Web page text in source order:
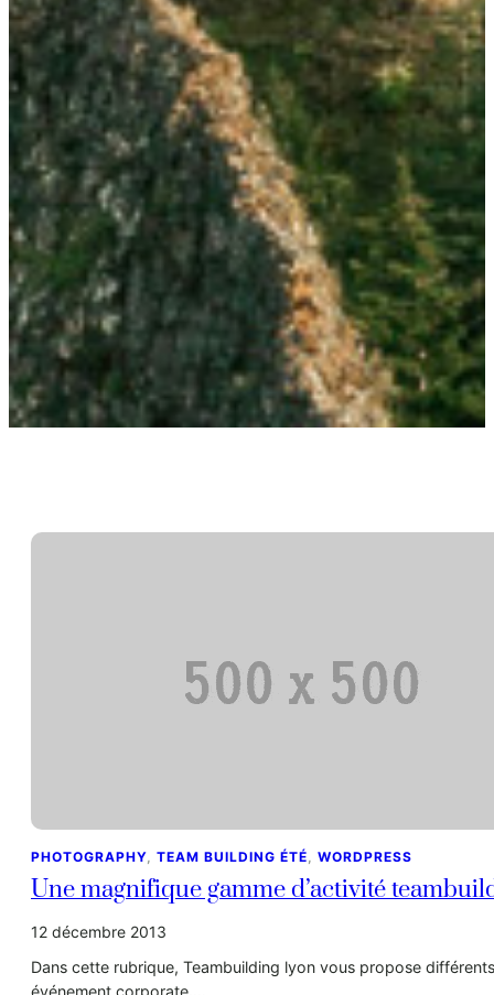
PHOTOGRAPHY TEAM BUILDING ÉTÉ WORDPRESS
Une magnifique gamme d’activité
12 décembre 2013
Dans cette rubrique, Teambuilding lyon vous propose
événement corporate.…